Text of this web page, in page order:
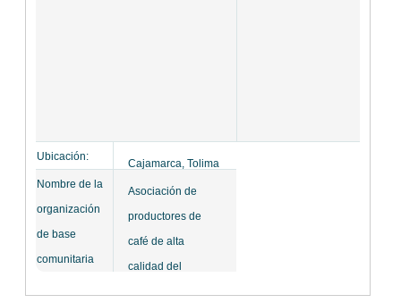
Ubicación:
Cajamarca, Tolima
Nombre de la
organización
de base
comunitaria
Asociación de
productores de
café de alta
calidad del